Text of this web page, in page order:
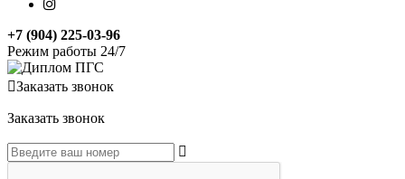
+7 (904) 225-03-96
Режим работы 24/7
Заказать звонок
Заказать звонок